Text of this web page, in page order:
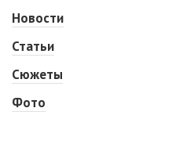
Новости
Статьи
Сюжеты
Фото